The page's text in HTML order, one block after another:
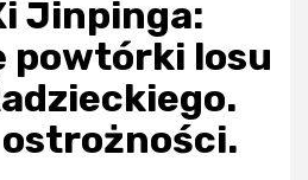
Jinpinga:
powtórki losu
ostrożności.